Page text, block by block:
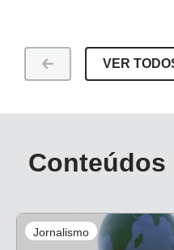
VER
Jornalismo